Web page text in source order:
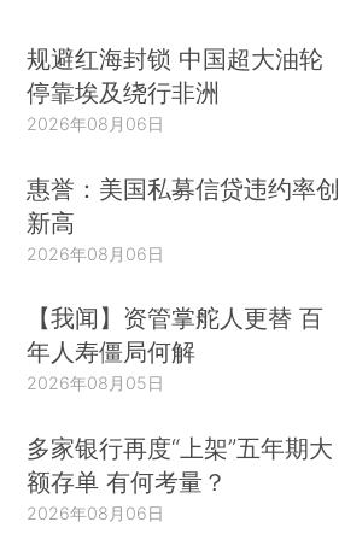
规避红海封锁 中国超大油轮
停靠埃及绕行非洲
2026年08月06日
惠誉：美国私募信贷违约率创
新高
2026年08月06日
【我闻】资管掌舵人更替 百
年人寿僵局何解
2026年08月05日
多家银行再度“上架”五年期大
额存单 有何考量？
2026年08月06日